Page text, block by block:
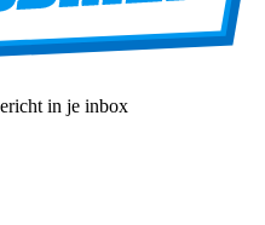
in je inbox